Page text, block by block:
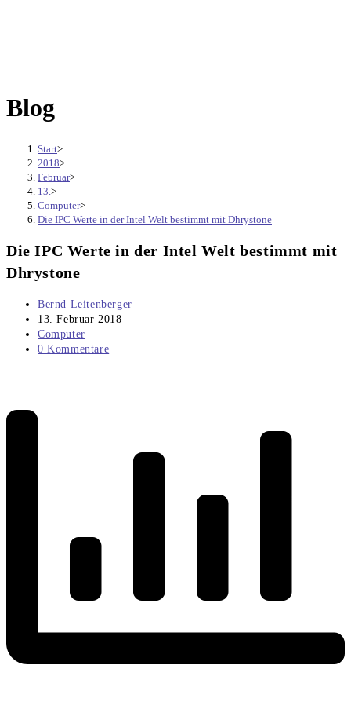
Blog
Start>
2018>
Februar>
13. >
Computer>
Die IPC Werte in der Intel Welt bestimmt mit Dhrystone
Die IPC Werte in der Intel Welt bestimmt mit
Dhrystone
Beitrags-
Autor:
Bernd Leitenberger
Beitrag
veröffentlicht:
13. Februar 2018
Beitrags-
Kategorie:
Computer
Beitrags-
0 Kommentare